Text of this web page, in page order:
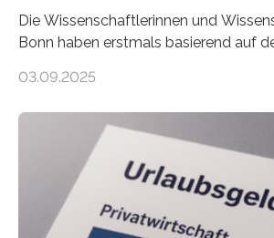
Die Wissenschaftlerinnen und
Bonn haben erstmals basierend auf
Landkreise mit den meisten
ist demnach Berlin. Betrachtet man
der Freiberuflerinnen, so liegt Leipzig
Berlin starteten in 2024 die meisten
eigene freiberufliche Existenz,
Städte Hamburg, München und
03.09.2025